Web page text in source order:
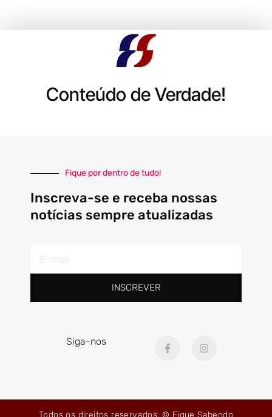
Conteúdo de Verdade!
Fique por dentro de tudo!
Inscreva-se e receba nossas
notícias sempre atualizadas
INSCREVER
Siga-nos
a
o
n
r